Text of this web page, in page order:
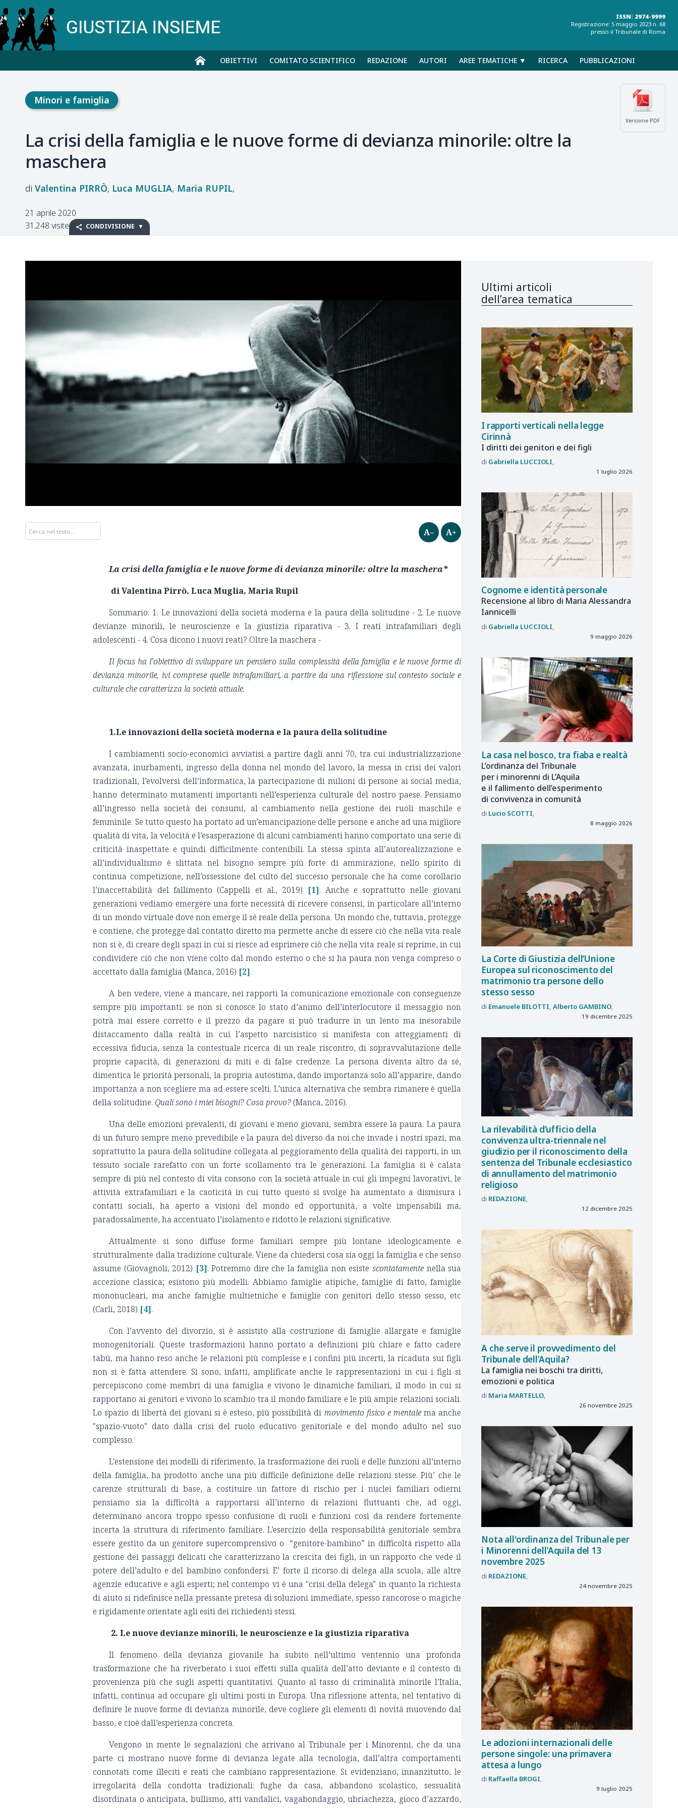
ISSN: 2974-9999
Registrazione: 5 maggio 2023 n. 68
presso il Tribunale di Roma
OBIETTIVI COMITATO SCIENTIFICO REDAZIONE AUTORI AREE TEMATICHE ▼ RICERCA PUBBLICAZIONI
Versione PDF
Minori e famiglia
La crisi della famiglia e le nuove forme di devianza minorile: oltre la
maschera
Valentina PIRRÒ Luca MUGLIA Maria RUPIL
21 aprile 2020
31.248 visite
CONDIVISIONE
A– A+
La crisi della famiglia e le nuove forme di devianza minorile: oltre la maschera*
di Valentina Pirrò, Luca Muglia, Maria Rupil
Sommario: 1. Le innovazioni della società moderna e la paura della solitudine - 2. Le nuove
devianze minorili, le neuroscienze e la giustizia riparativa - 3. I reati intrafamiliari degli
adolescenti - 4. Cosa dicono i nuovi reati? Oltre la maschera -
Il focus ha l’obiettivo di sviluppare un pensiero sulla complessità della famiglia e le nuove forme di
devianza minorile, ivi comprese quelle intrafamiliari, a partire da una riflessione sul contesto sociale e
culturale che caratterizza la società attuale.
1.Le innovazioni della società moderna e la paura della solitudine
I cambiamenti socio-economici avviatisi a partire dagli anni 70, tra cui industrializzazione
avanzata, inurbamenti, ingresso della donna nel mondo del lavoro, la messa in crisi dei valori
tradizionali, l’evolversi dell’informatica, la partecipazione di milioni di persone ai social media,
hanno determinato mutamenti importanti nell’esperienza culturale del nostro paese. Pensiamo
all’ingresso nella società dei consumi, al cambiamento nella gestione dei ruoli maschile e
femminile. Se tutto questo ha portato ad un’emancipazione delle persone e anche ad una migliore
qualità di vita, la velocità e l’esasperazione di alcuni cambiamenti hanno comportato una serie di
criticità inaspettate e quindi difficilmente contenibili. La stessa spinta all’autorealizzazione e
all’individualismo è slittata nel bisogno sempre più forte di ammirazione, nello spirito di
continua competizione, nell’ossessione del culto del successo personale che ha come corollario
l’inaccettabilità del fallimento (Cappelli et al., 2019) [1]. Anche e soprattutto nelle giovani
generazioni vediamo emergere una forte necessità di ricevere consensi, in particolare all’interno
di un mondo virtuale dove non emerge il sé reale della persona. Un mondo che, tuttavia, protegge
e contiene, che protegge dal contatto diretto ma permette anche di essere ciò che nella vita reale
non si è, di creare degli spazi in cui si riesce ad esprimere ciò che nella vita reale si reprime, in cui
condividere ciò che non viene colto dal mondo esterno o che si ha paura non venga compreso o
accettato dalla famiglia (Manca, 2016) [2].
A ben vedere, viene a mancare, nei rapporti la comunicazione emozionale con conseguenze
sempre più importanti: se non si conosce lo stato d’animo dell’interlocutore il messaggio non
potrà mai essere corretto e il prezzo da pagare si può tradurre in un lento ma inesorabile
distaccamento dalla realtà in cui l’aspetto narcisistico si manifesta con atteggiamenti di
eccessiva fiducia, senza la contestuale ricerca di un reale riscontro, di sopravvalutazione delle
proprie capacità, di generazioni di miti e di false credenze. La persona diventa altro da sé,
dimentica le priorità personali, la propria autostima, dando importanza solo all’apparire, dando
importanza a non scegliere ma ad essere scelti. L’unica alternativa che sembra rimanere è quella
della solitudine. Quali sono i miei bisogni? Cosa provo? (Manca, 2016).
Una delle emozioni prevalenti, di giovani e meno giovani, sembra essere la paura. La paura
di un futuro sempre meno prevedibile e la paura del diverso da noi che invade i nostri spazi, ma
soprattutto la paura della solitudine collegata al peggioramento della qualità dei rapporti, in un
tessuto sociale rarefatto con un forte scollamento tra le generazioni. La famiglia si è calata
sempre di più nel contesto di vita consono con la società attuale in cui gli impegni lavorativi, le
attività extrafamiliari e la caoticità in cui tutto questo si svolge ha aumentato a dismisura i
contatti sociali, ha aperto a visioni del mondo ed opportunità, a volte impensabili ma,
paradossalmente, ha accentuato l’isolamento e ridotto le relazioni significative.
Attualmente si sono diffuse forme familiari sempre più lontane ideologicamente e
strutturalmente dalla tradizione culturale. Viene da chiedersi cosa sia oggi la famiglia e che senso
assume (Giovagnoli, 2012) [3]. Potremmo dire che la famiglia non esistescontatamente nella sua
accezione classica; esistono più modelli. Abbiamo famiglie atipiche, famiglie di fatto, famiglie
mononucleari, ma anche famiglie multietniche e famiglie con genitori dello stesso sesso, etc
(Carli, 2018) [4].
Con l’avvento del divorzio, si è assistito alla costruzione di famiglie allargate e famiglie
monogenitoriali. Queste trasformazioni hanno portato a definizioni più chiare e fatto cadere
tabù, ma hanno reso anche le relazioni più complesse e i confini più incerti, la ricaduta sui figli
non si è fatta attendere. Si sono, infatti, amplificate anche le rappresentazioni in cui i figli si
percepiscono come membri di una famiglia e vivono le dinamiche familiari, il modo in cui si
rapportano ai genitori e vivono lo scambio tra il mondo familiare e le più ampie relazioni sociali.
Lo spazio di libertà dei giovani si è esteso, più possibilità di movimento fisico e mentale ma anche
"spazio-vuoto" dato dalla crisi del ruolo educativo genitoriale e del mondo adulto nel suo
complesso.
L'estensione dei modelli di riferimento, la trasformazione dei ruoli e delle funzioni all’interno
della famiglia, ha prodotto anche una più difficile definizione delle relazioni stesse. Più’ che le
carenze strutturali di base, a costituire un fattore di rischio per i nuclei familiari odierni
pensiamo sia la difficoltà a rapportarsi all’interno di relazioni fluttuanti che, ad oggi,
determinano ancora troppo spesso confusione di ruoli e funzioni così da rendere fortemente
incerta la struttura di riferimento familiare. L’esercizio della responsabilità genitoriale sembra
essere gestito da un genitore supercomprensivo o “genitore-bambino” in difficoltà rispetto alla
gestione dei passaggi delicati che caratterizzano la crescita dei figli, in un rapporto che vede il
potere dell’adulto e del bambino confondersi. E’ forte il ricorso di delega alla scuola, alle altre
agenzie educative e agli esperti; nel contempo vi è una "crisi della delega" in quanto la richiesta
di aiuto si ridefinisce nella pressante pretesa di soluzioni immediate, spesso rancorose o magiche
e rigidamente orientate agli esiti dei richiedenti stessi.
2. Le nuove devianze minorili, le neuroscienze e la giustizia riparativa
Il fenomeno della devianza giovanile ha subito nell’ultimo ventennio una profonda
trasformazione che ha riverberato i suoi effetti sulla qualità dell’atto deviante e il contesto di
provenienza più che sugli aspetti quantitativi. Quanto al tasso di criminalità minorile l’Italia,
infatti, continua ad occupare gli ultimi posti in Europa. Una riflessione attenta, nel tentativo di
definire le nuove forme di devianza minorile, deve cogliere gli elementi di novità muovendo dal
basso, e cioè dall’esperienza concreta.
Vengono in mente le segnalazioni che arrivano al Tribunale per i Minorenni, che da una
parte ci mostrano nuove forme di devianza legate alla tecnologia, dall’altra comportamenti
connotati come illeciti e reati che cambiano rappresentazione. Si evidenziano, innanzitutto, le
irregolarità della condotta tradizionali: fughe da casa, abbandono scolastico, sessualità
disordinata o anticipata, bullismo, atti vandalici, vagabondaggio, ubriachezza, gioco d’azzardo,
Ultimi articoli
dell’area tematica
I rapporti verticali nella legge
Cirinnà
I diritti dei genitori e dei figli
Gabriella LUCCIOLI
1 luglio 2026
Cognome e identità personale
Recensione al libro di Maria Alessandra
Iannicelli
Gabriella LUCCIOLI
9 maggio 2026
La casa nel bosco, tra fiaba e realtà
L’ordinanza del Tribunale
per i minorenni di L’Aquila
e il fallimento dell’esperimento
di convivenza in comunità
Lucio SCOTTI
8 maggio 2026
La Corte di Giustizia dell’Unione
Europea sul riconoscimento del
matrimonio tra persone dello
stesso sesso
Emanuele BILOTTI Alberto GAMBINO
19 dicembre 2025
La rilevabilità d’ufficio della
convivenza ultra-triennale nel
giudizio per il riconoscimento della
sentenza del Tribunale ecclesiastico
di annullamento del matrimonio
religioso
REDAZIONE
12 dicembre 2025
A che serve il provvedimento del
Tribunale dell’Aquila?
La famiglia nei boschi tra diritti,
emozioni e politica
Maria MARTELLO
26 novembre 2025
Nota all'ordinanza del Tribunale per
i Minorenni dell’Aquila del 13
novembre 2025
REDAZIONE
24 novembre 2025
Le adozioni internazionali delle
persone singole: una primavera
attesa a lungo
Raffaella BROGI
9 luglio 2025